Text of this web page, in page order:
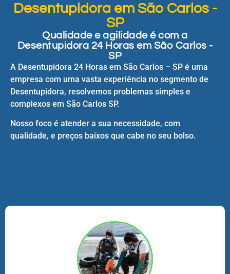
Desentupidora em São Carlos -
SP
Qualidade e agilidade é com a
Desentupidora 24 Horas em São Carlos -
SP
A Desentupidora 24 Horas em São Carlos – SP é uma
empresa com uma vasta experiência no segmento de
Desentupidora, resolvemos problemas simples e
complexos em São Carlos SP.
Nosso foco é atender a sua necessidade, com
qualidade, e preços baixos que cabe no seu bolso.